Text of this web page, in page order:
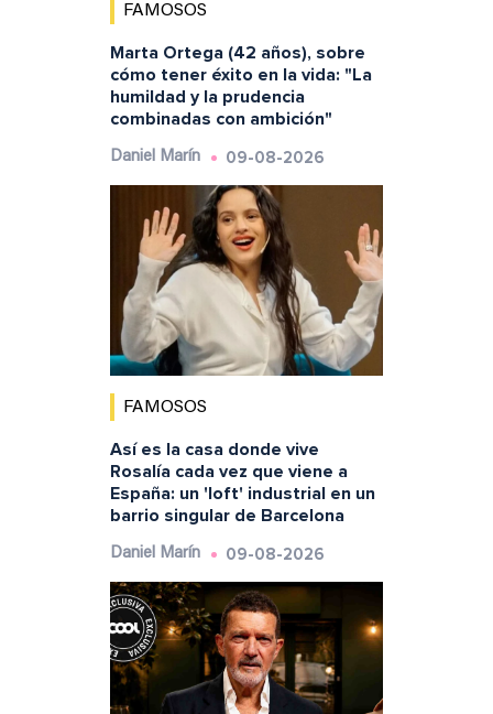
FAMOSOS
Marta Ortega (42 años), sobre
cómo tener éxito en la vida: "La
humildad y la prudencia
combinadas con ambición"
Daniel Marín 09-08-2026
FAMOSOS
Así es la casa donde vive
Rosalía cada vez que viene a
España: un 'loft' industrial en un
barrio singular de Barcelona
Daniel Marín 09-08-2026